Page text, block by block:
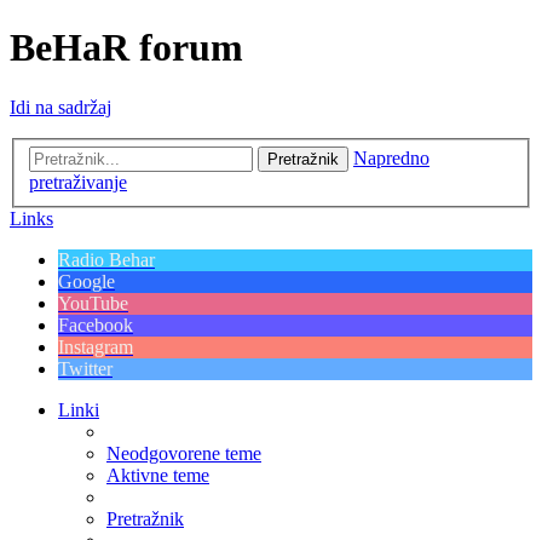
BeHaR forum
Idi na sadržaj
Pretražnik
Napredno
pretraživanje
Links
Radio Behar
Google
YouTube
Facebook
Instagram
Twitter
Linki
Neodgovorene teme
Aktivne teme
Pretražnik